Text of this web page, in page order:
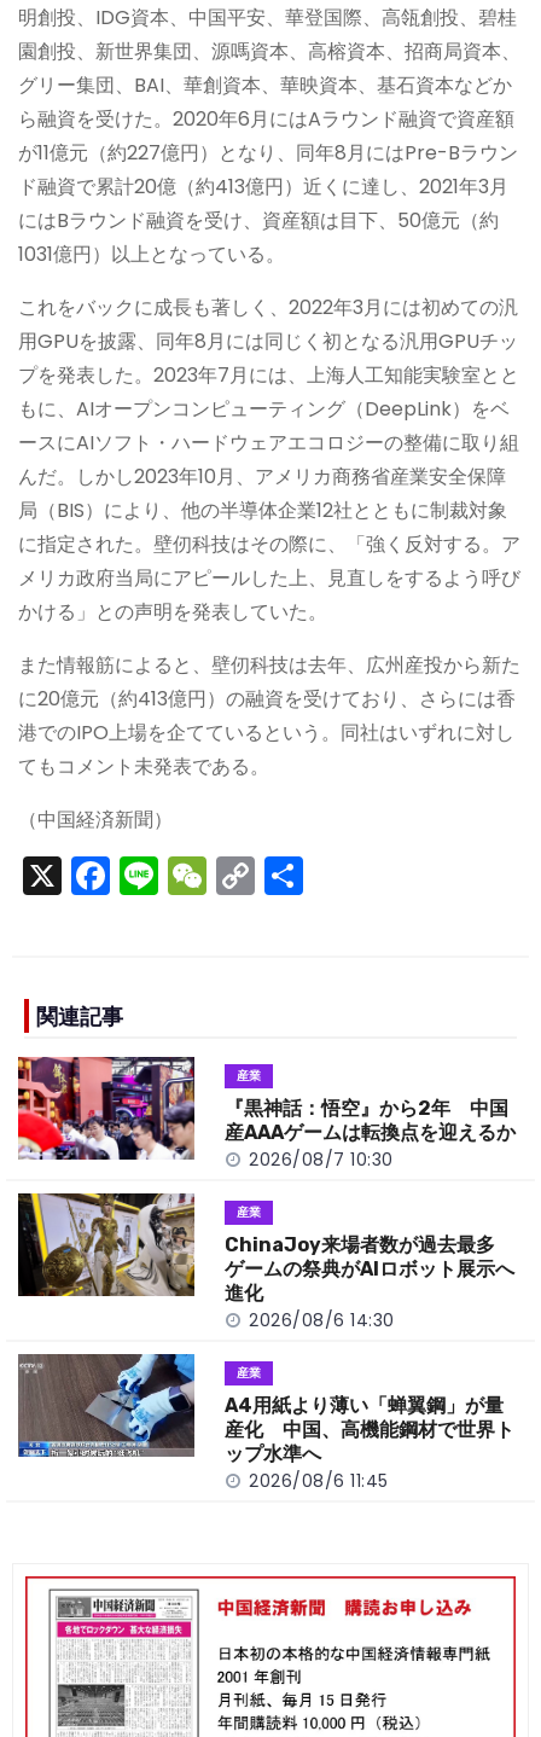
明創投、IDG資本、中国平安、華登国際、高瓴創投、碧桂
園創投、新世界集団、源嗎資本、高榕資本、招商局資本、
グリー集団、BAI、華創資本、華映資本、基石資本などか
ら融資を受けた。2020年6月にはAラウンド融資で資産額
が11億元（約227億円）となり、同年8月にはPre-Bラウン
ド融資で累計20億（約413億円）近くに達し、2021年3月
にはBラウンド融資を受け、資産額は目下、50億元（約
1031億円）以上となっている。
これをバックに成長も著しく、2022年3月には初めての汎
用GPUを披露、同年8月には同じく初となる汎用GPUチッ
プを発表した。2023年7月には、上海人工知能実験室とと
もに、AIオープンコンピューティング（DeepLink）をベ
ースにAIソフト・ハードウェアエコロジーの整備に取り組
んだ。しかし2023年10月、アメリカ商務省産業安全保障
局（BIS）により、他の半導体企業12社とともに制裁対象
に指定された。壁仞科技はその際に、「強く反対する。ア
メリカ政府当局にアピールした上、見直しをするよう呼び
かける」との声明を発表していた。
また情報筋によると、壁仞科技は去年、広州産投から新た
に20億元（約413億円）の融資を受けており、さらには香
港でのIPO上場を企てているという。同社はいずれに対し
てもコメント未発表である。
（中国経済新聞）
X F
e
b
o
o
k
Li W C
n
k
関連記事
産業
『黒神話：悟空』から2年 中国
産AAAゲームは転換点を迎えるか
2026/08/7 10:30
産業
ChinaJoy来場者数が過去最多
ゲームの祭典がAIロボット展示へ
進化
2026/08/6 14:30
産業
A4用紙より薄い「蝉翼鋼」が量
産化 中国、高機能鋼材で世界ト
ップ水準へ
2026/08/6 11:45